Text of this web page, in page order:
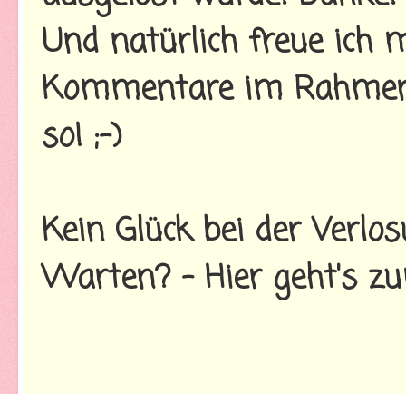
Und natürlich freue ich
Kommentare im
so! ;-)
Kein Glück bei der
Warten? - Hier geht's